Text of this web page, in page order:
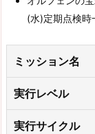
(水)定期点検時
ミッション名
実行レベル
実行サイクル